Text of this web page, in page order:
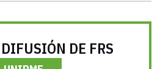
DE FRS